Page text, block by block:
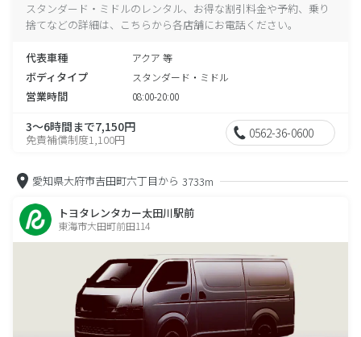
スタンダード・ミドルのレンタル、お得な割引料金や予約、乗り
捨てなどの詳細は、こちらから各店舗にお電話ください。
代表車種 アクア 等
ボディタイプ スタンダード・ミドル
営業時間 08:00-20:00
3～6時間まで7,150円
免責補償制度1,100円 0562-36-0600
愛知県大府市吉田町六丁目から 3733m
トヨタレンタカー太田川駅前
東海市大田町前田114